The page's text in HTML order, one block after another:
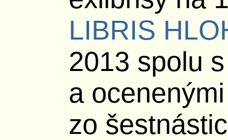
LIBRIS
2013 spolu
a
zo